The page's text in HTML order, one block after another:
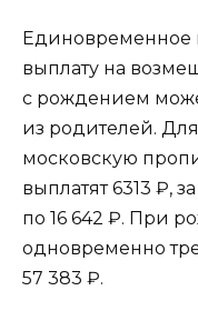
Единовременное
выплату на
с рождением
из родителей.
московскую
выплатят 6313 ₽,
по 16 642 ₽. При
одновременно
57 383 ₽.